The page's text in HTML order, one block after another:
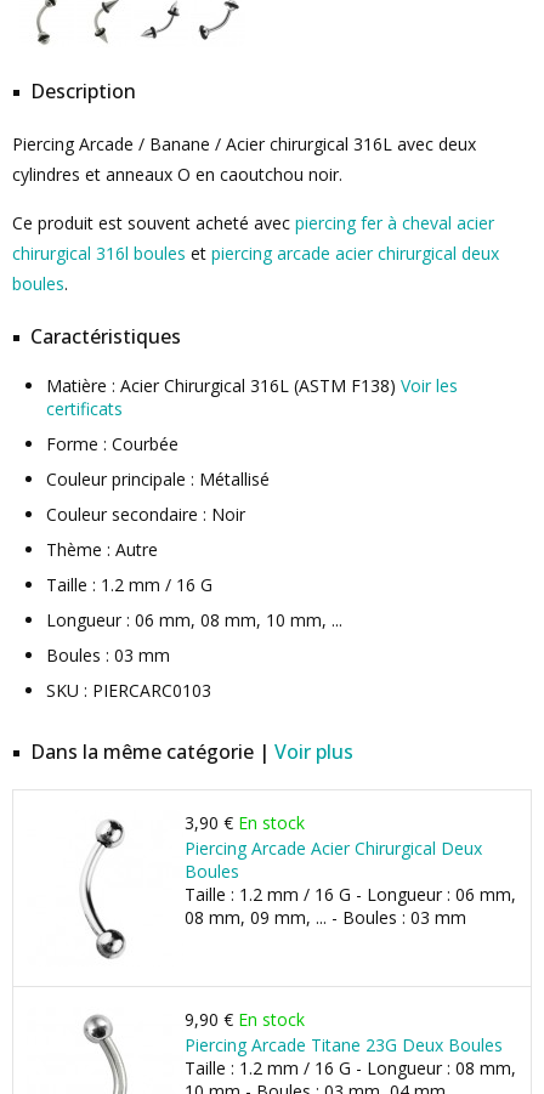
Description
Piercing Arcade / Banane / Acier chirurgical 316L avec deux
cylindres et anneaux O en caoutchou noir.
Ce produit est souvent acheté avec piercing fer à cheval acier
chirurgical 316l boules et piercing arcade acier chirurgical deux
boules.
Caractéristiques
Matière : Acier Chirurgical 316L (ASTM F138) Voir les
certificats
Forme : Courbée
Couleur principale : Métallisé
Couleur secondaire : Noir
Thème : Autre
Taille : 1.2 mm / 16 G
Longueur : 06 mm, 08 mm, 10 mm, ...
Boules : 03 mm
SKU : PIERCARC0103
Dans la même catégorie | Voir plus
3,90 € En stock
Piercing Arcade Acier Chirurgical Deux
Boules
Taille : 1.2 mm / 16 G - Longueur : 06 mm,
08 mm, 09 mm, ... - Boules : 03 mm
9,90 € En stock
Piercing Arcade Titane 23G Deux Boules
Taille : 1.2 mm / 16 G - Longueur : 08 mm,